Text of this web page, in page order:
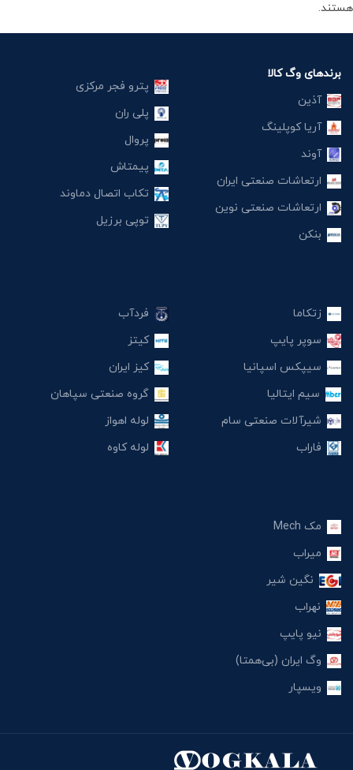
هستند.
برندهای وگ کالا
آذین
آریا کوپلینگ
آوند
ارتعاشات صنعتی ایران
ارتعاشات صنعتی نوین
بنکن
پترو فجر مرکزی
پلی ران
پروال
پیمتاش
تکاب اتصال دماوند
توپی برزیل
زتکاما
سوپر پایپ
سیپکس اسپانیا
سیم ایتالیا
شیرآلات صنعتی سام
فاراب
فردآب
کیتز
کیز ایران
گروه صنعتی سپاهان
لوله اهواز
لوله کاوه
مک Mech
میراب
نگین شیر
نهراب
نیو پایپ
وگ ایران (بی‌همتا)
ویسپار